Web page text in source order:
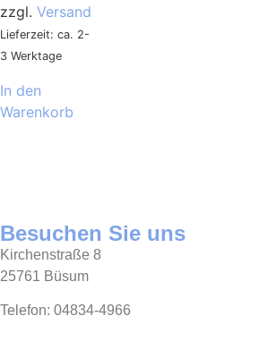
zzgl. Versand
Lieferzeit: ca. 2-
3 Werktage
In den
Warenkorb
Besuchen Sie uns
Kirchenstraße 8
25761 Büsum
Telefon: 04834-4966